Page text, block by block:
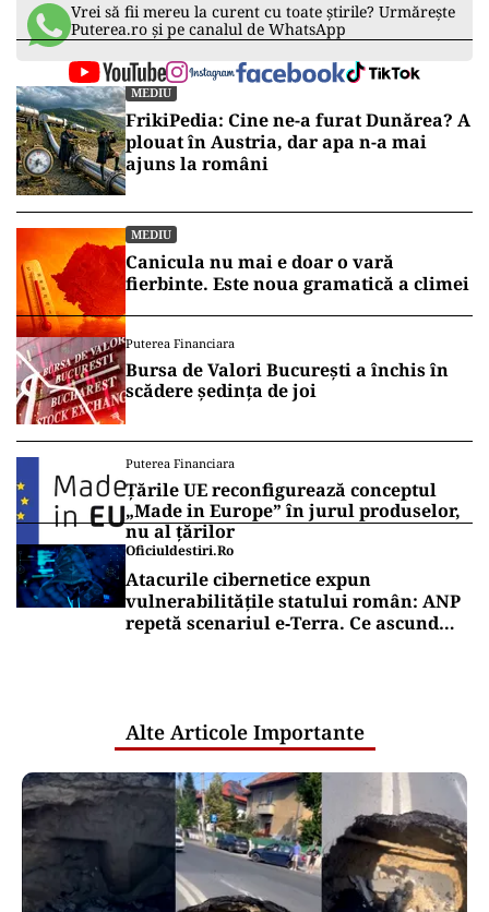
Vrei să fii mereu la curent cu toate știrile? Urmărește
Puterea.ro și pe canalul de WhatsApp
MEDIU
FrikiPedia: Cine ne-a furat Dunărea? A
plouat în Austria, dar apa n-a mai
ajuns la români
MEDIU
Canicula nu mai e doar o vară
fierbinte. Este noua gramatică a climei
Puterea Financiara
Bursa de Valori București a închis în
scădere ședința de joi
Puterea Financiara
Țările UE reconfigurează conceptul
„Made in Europe” în jurul produselor,
nu al țărilor
Oficiuldestiri.ro
Atacurile cibernetice expun
vulnerabilitățile statului român: ANP
repetă scenariul e‑Terra. Ce ascund
Alte Articole Importante